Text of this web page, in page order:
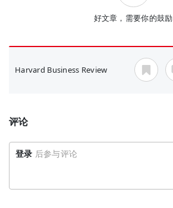
好文章，需要你的鼓励
Harvard Business Review
评论
登录 后参与评论